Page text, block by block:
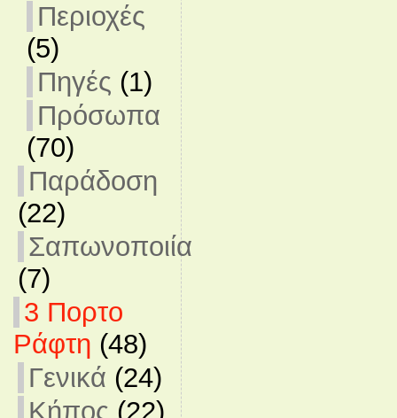
Περιοχές
(5)
Πηγές (1)
Πρόσωπα
(70)
Παράδοση
(22)
Σαπωνοποιία
(7)
3 Πορτο
Ράφτη (48)
Γενικά (24)
Κήπος (22)